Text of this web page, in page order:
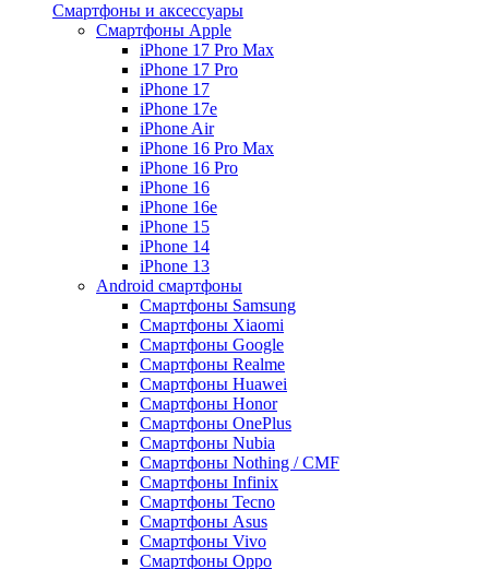
Смартфоны и аксессуары
Смартфоны Apple
iPhone 17 Pro Max
iPhone 17 Pro
iPhone 17
iPhone 17e
iPhone Air
iPhone 16 Pro Max
iPhone 16 Pro
iPhone 16
iPhone 16e
iPhone 15
iPhone 14
iPhone 13
Android cмартфоны
Смартфоны Samsung
Смартфоны Xiaomi
Смартфоны Google
Смартфоны Realme
Смартфоны Huawei
Смартфоны Honor
Смартфоны OnePlus
Смартфоны Nubia
Смартфоны Nothing / CMF
Смартфоны Infinix
Смартфоны Tecno
Смартфоны Asus
Смартфоны Vivo
Смартфоны Oppo